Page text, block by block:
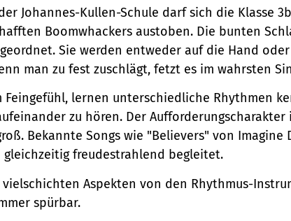
Johannes-Kullen-Schule darf sich die Klasse
Boomwhackers austoben. Die bunten
Sie werden entweder auf die Hand
man zu fest zuschlägt, fetzt es im wahrsten
Feingefühl, lernen unterschiedliche Rhythmen
zu hören. Der Aufforderungscharakter
Bekannte Songs wie "Believers" von Imagine
freudestrahlend begleitet.
Aspekten von den Rhythmus-
spürbar.